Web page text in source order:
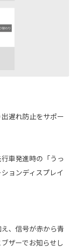
遅れ防止をサポー
車発進時の「うっ
ョンディスプレイ
、信号が赤から青
ザーでお知らせし